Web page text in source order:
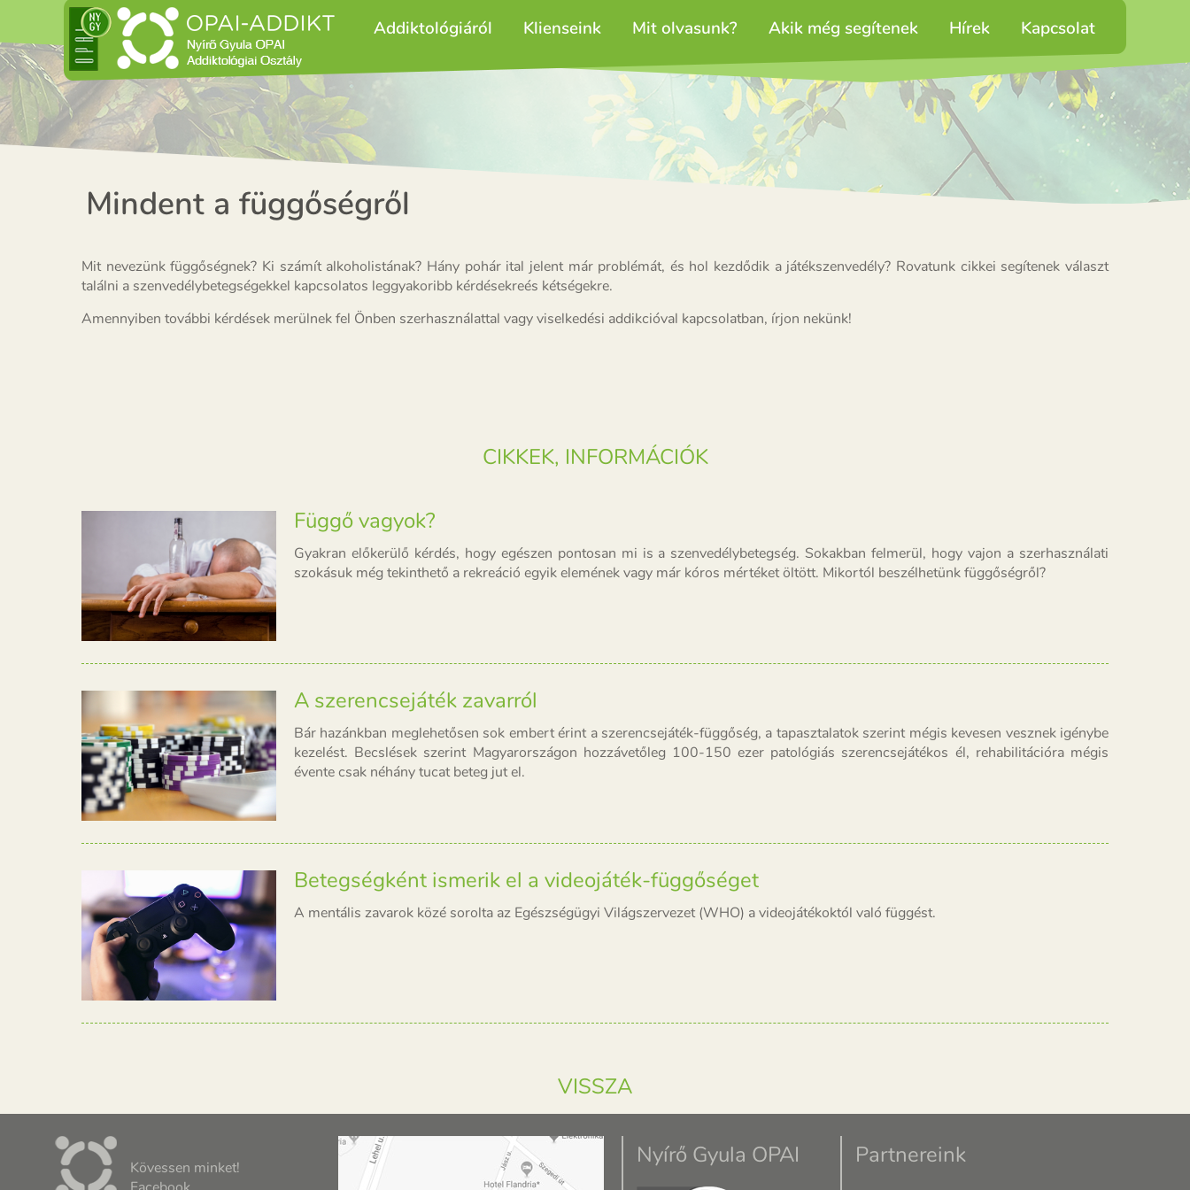
Addiktológiáról Klienseink Mit olvasunk? Akik még segítenek Hírek Kapcsolat
Mindent a függőségről
Mit nevezünk függőségnek? Ki számít alkoholistának? Hány pohár ital jelent már problémát, és hol kezdődik a játékszenvedély? Rovatunk cikkei segítenek választ
találni a szenvedélybetegségekkel kapcsolatos leggyakoribb kérdésekreés kétségekre.
Amennyiben további kérdések merülnek fel Önben szerhasználattal vagy viselkedési addikcióval kapcsolatban, írjon nekünk!
CIKKEK, INFORMÁCIÓK
Függő vagyok?
Gyakran előkerülő kérdés, hogy egészen pontosan mi is a szenvedélybetegség. Sokakban felmerül, hogy vajon a szerhasználati
szokásuk még tekinthető a rekreáció egyik elemének vagy már kóros mértéket öltött. Mikortól beszélhetünk függőségről?
A szerencsejáték zavarról
Bár hazánkban meglehetősen sok embert érint a szerencsejáték-függőség, a tapasztalatok szerint mégis kevesen vesznek igénybe
kezelést. Becslések szerint Magyarországon hozzávetőleg 100-150 ezer patológiás szerencsejátékos él, rehabilitációra mégis
évente csak néhány tucat beteg jut el.
Betegségként ismerik el a videojáték-függőséget
A mentális zavarok közé sorolta az Egészségügyi Világszervezet (WHO) a videojátékoktól való függést.
VISSZA
Kövessen minket!
Nyírő Gyula OPAI Partnereink